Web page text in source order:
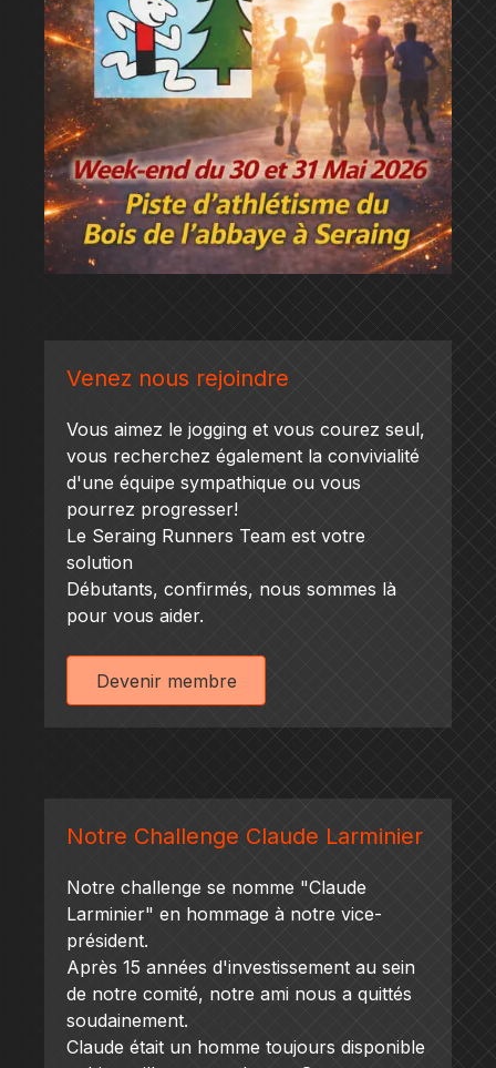
Venez nous rejoindre
Vous aimez le jogging et vous courez seul,
vous recherchez également la convivialité
d'une équipe sympathique ou vous
pourrez progresser!
Le Seraing Runners Team est votre
solution
Débutants, confirmés, nous sommes là
pour vous aider.
Devenir membre
Notre Challenge Claude Larminier
Notre challenge se nomme "Claude
Larminier" en hommage à notre vice-
président.
Après 15 années d'investissement au sein
de notre comité, notre ami nous a quittés
soudainement.
Claude était un homme toujours disponible